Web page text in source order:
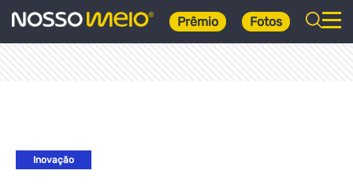
Prêmio Fotos
Inovação